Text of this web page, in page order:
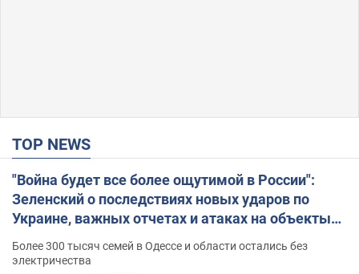
TOP NEWS
"Война будет все более ощутимой в России":
Зеленский о последствиях новых ударов по
Украине, важных отчетах и атаках на объекты
противника. Видео
Более 300 тысяч семей в Одессе и области остались без
электричества